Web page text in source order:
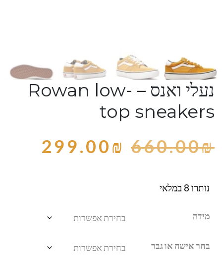
נעלי ואנס – Rowan low-
top sneakers
660.00₪
299.00₪
נותרו 8 במלאי
מידה
בחר אישה או גבר